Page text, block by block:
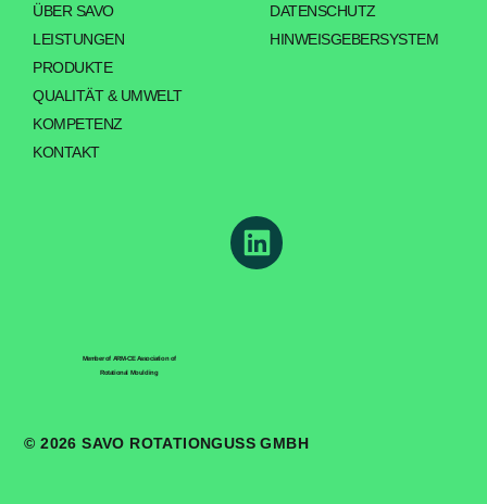
Member of ARM-CE Association of
Rotational Moulding
© 2026 SAVO ROTATIONGUSS GMBH
ÜBER SAVO
LEISTUNGEN
PRODUKTE
QUALITÄT & UMWELT
KOMPETENZ
KONTAKT
DATENSCHUTZ
HINWEISGEBERSYSTEM